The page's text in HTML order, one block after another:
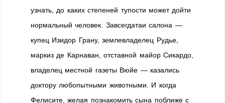
узнать, до каких степеней тупости может дойти
нормальный человек. Завсегдатаи салона —
купец Изидор Грану, землевладелец Рудье,
маркиз де Карнаван, отставной майор Сикардо,
владелец местной газеты Вюйе — казались
доктору любопытными животными. И когда
Фелисите, желая познакомить сына поближе с